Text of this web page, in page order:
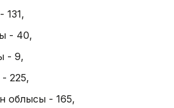
131,
- 40,
- 9,
225,
облысы - 165,